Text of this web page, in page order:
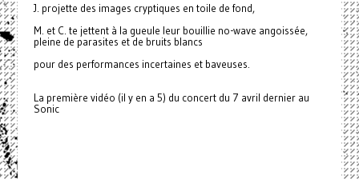
J. projette des images cryptiques en toile de fond,
M. et C. te jettent à la gueule leur bouillie no-wave angoissée,
pleine de parasites et de bruits blancs
pour des performances incertaines et baveuses.
La première vidéo (il y en a 5) du concert du 7 avril dernier au
Sonic